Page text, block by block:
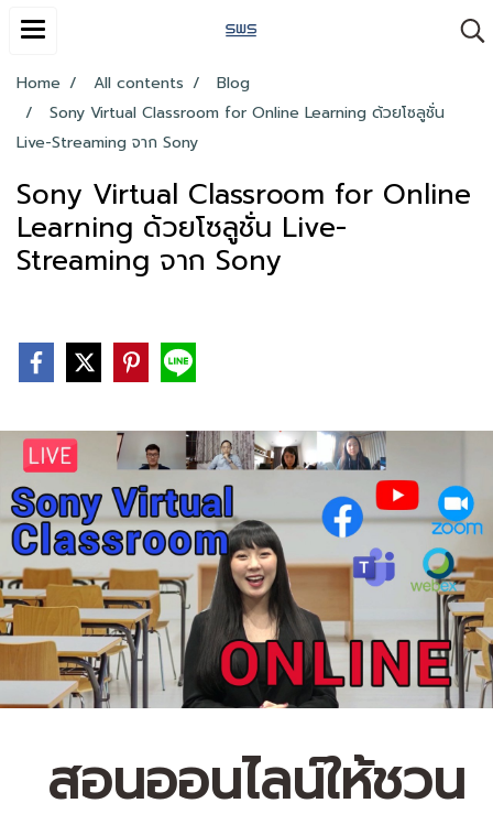
Home All contents
Blog
Sony Virtual Classroom for Online Learning ด้วยโซลูชั่น
Live-Streaming จาก Sony
Sony Virtual Classroom for Online
Learning ด้วยโซลูชั่น Live-
Streaming จาก Sony
สอนออนไลน์ให้ชวน